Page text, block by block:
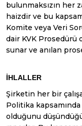
bulunmaksızın her
haizdir ve bu
Komite veya Veri
dair KVK Prosedürü
sunar ve anılan
İHLALLER
Şirketin her bir
Politika
olduğunu